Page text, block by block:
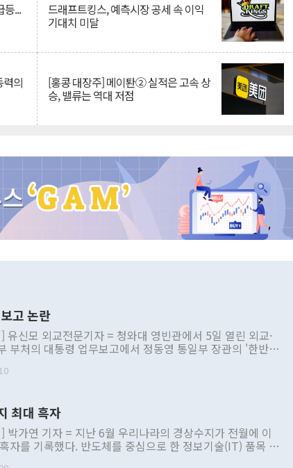
등... 드래프트킹스, 예측시장 공세 속 이익
기대치 미달
의 [홍콩 대장주] 메이퇀② 실적은 고속 상
승, 밸류는 역대 저점
고 논란
유신모 외교전문기자 = 청와대 영빈관에서 5일 열린 외교·
부처의 대통령 업무보고에서 정동영 통일부 장관의 '한반도
부 내 조율을 거치지 않은 사안을 정책으로 추진하겠다고 공
근거한 비현실적 구상'이라는 비판을 내놨다. 그동안 정 장
관련 발언이 물의를 빚은 적은 여러 번 있지만 대통령과 유
공개적으로 부정적 입장을 표명한 것은 이례적이다. 정 장
북 접근법과 월권을 제어해야 한다는 목소리도 높아지고 있
최대 흑자
박가연 기자 = 지난 6월 우리나라의 경상수지가 전월에 이
자를 기록했다. 반도체를 중심으로 한 정보기술(IT) 품목 수